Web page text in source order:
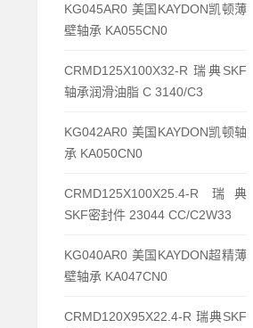
KG045AR0 美国KAYDON凯顿薄
壁轴承 KA055CN0
CRMD125X100X32-R 瑞典SKF
轴承润滑油脂 C 3140/C3
KG042AR0 美国KAYDON凯顿轴
承 KA050CN0
CRMD125X100X25.4-R 瑞典
SKF密封件 23044 CC/C2W33
KG040AR0 美国KAYDON超精薄
壁轴承 KA047CN0
CRMD120X95X22.4-R 瑞典SKF